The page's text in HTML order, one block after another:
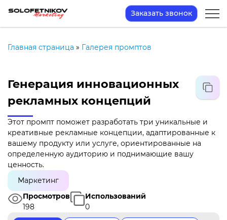
Заказать звонок
Главная страница » Галерея промптов
Генерация инновационных
рекламных концепций
Этот промпт поможет разработать три уникальные и
креативные рекламные концепции, адаптированные к
вашему продукту или услуге, ориентированные на
определенную аудиторию и поднимающие вашу
ценность.
Маркетинг
Просмотров
198
Использований
0